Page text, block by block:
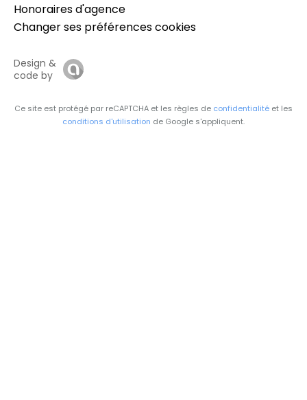
Honoraires d'agence
Changer ses préférences cookies
Design &
code by
Ce site est protégé par reCAPTCHA et les règles de confidentialité et les
conditions d'utilisation de Google s'appliquent.